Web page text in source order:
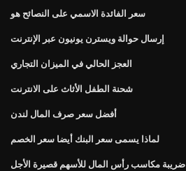
سعر الفائدة الاسمي على النصائح هو
إرسال حوالة ويسترن يونيون عبر الإنترنت
العجز الحالي في الميزان التجاري
شحنة الطفل الأثاث على الانترنت
أفضل سعر صرف المال لندن
لماذا يسمى سعر البنك أيضا سعر الخصم
ضريبة مكاسب رأس المال للأسهم قصيرة الأجل